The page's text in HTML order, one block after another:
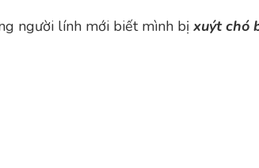
người lính mới biết mình bị xuýt chó